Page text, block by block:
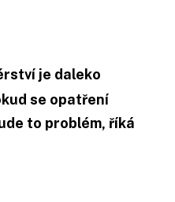
je daleko
se opatření
to problém, říká